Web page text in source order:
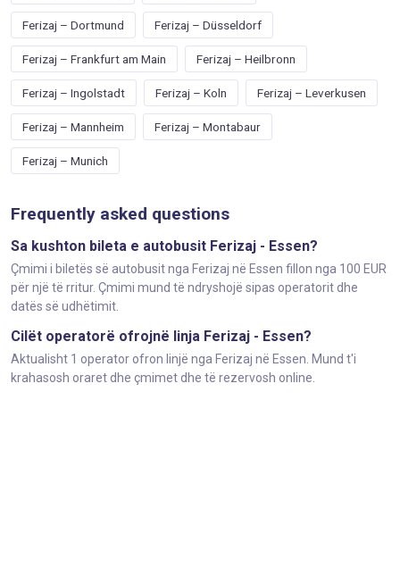
Ferizaj – Dortmund Ferizaj – Düsseldorf
Ferizaj – Frankfurt am Main Ferizaj – Heilbronn
Ferizaj – Ingolstadt Ferizaj – Koln Ferizaj – Leverkusen
Ferizaj – Mannheim Ferizaj – Montabaur
Ferizaj – Munich
Frequently asked questions
Sa kushton bileta e autobusit Ferizaj - Essen?
Çmimi i biletës së autobusit nga Ferizaj në Essen fillon nga 100 EUR
për një të rritur. Çmimi mund të ndryshojë sipas operatorit dhe
datës së udhëtimit.
Cilët operatorë ofrojnë linja Ferizaj - Essen?
Aktualisht 1 operator ofron linjë nga Ferizaj në Essen. Mund t'i
krahasosh oraret dhe çmimet dhe të rezervosh online.